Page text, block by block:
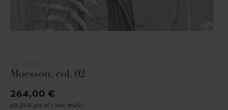
Moesson, col. 02
264,00 €
69,29 € pro m² | inkl. MwSt.